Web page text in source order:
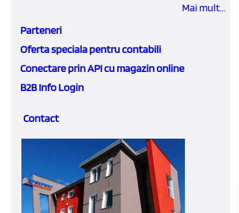
Mai mult...
Parteneri
Oferta speciala pentru contabili
Conectare prin API cu magazin online
B2B Info Login
Contact